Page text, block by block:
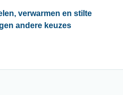
verwarmen en stilte
andere keuzes